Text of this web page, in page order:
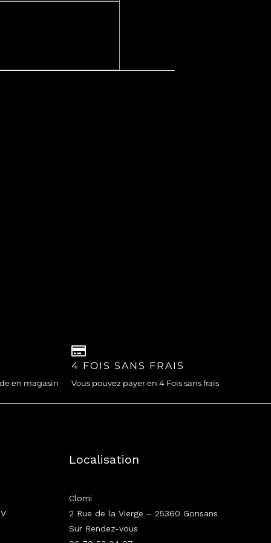
en magasin
4 FOIS SANS FRAIS
Vous pouvez payer en 4 Fois sans frais
Localisation
Clomi
2 Rue de la Vierge – 25360 Gonsans
Sur Rendez-vous